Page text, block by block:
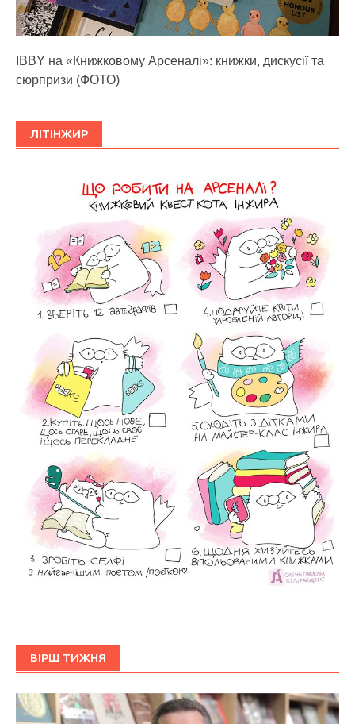
IBBY на «Книжковому Арсеналі»: книжки, дискусії та
сюрпризи (ФОТО)
ЛІТІНЖИР
ВІРШ ТИЖНЯ